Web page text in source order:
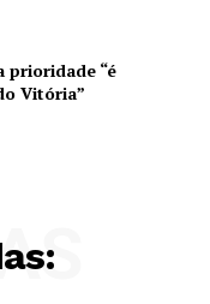
prioridade “é
Vitória”